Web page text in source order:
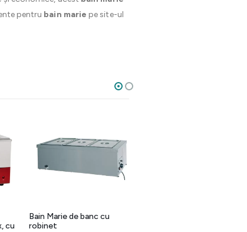
pentru bain marie pe site-ul
cu
Bain Marie de banc cu
robinet